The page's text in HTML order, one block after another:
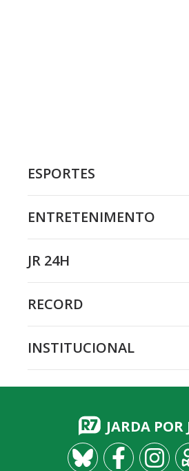
ESPORTES
ENTRETENIMENTO
JR 24H
RECORD
INSTITUCIONAL
JARDA POR